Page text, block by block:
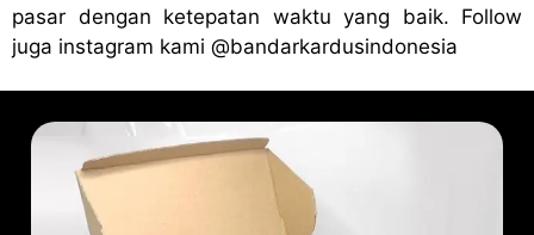
pasar dengan ketepatan waktu yang baik. Follow
juga instagram kami @bandarkardusindonesia